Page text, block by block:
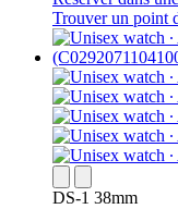
Trouver un point
DS-1 38mm